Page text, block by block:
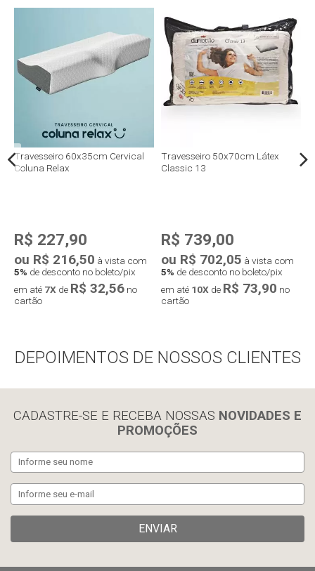
Travesseiro 60x35cm Cervical
Coluna Relax
R$ 227,90
ou R$ 216,50 à vista com
5% de desconto no boleto/pix
em até 7X de R$ 32,56 no
cartão
Compra rápida
Travesseiro 50x70cm Látex
Classic 13
R$ 739,00
ou R$ 702,05 à vista com
5% de desconto no boleto/pix
em até 10X de R$ 73,90 no
cartão
Compra rápida
DEPOIMENTOS DE NOSSOS CLIENTES
CADASTRE-SE E RECEBA NOSSAS NOVIDADES E
PROMOÇÕES
ENVIAR